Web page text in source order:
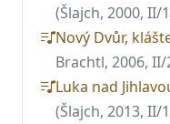
(Šlajch, 2000, II/
Nový Dvůr,
Brachtl, 2006, II/
Luka nad
(Šlajch, 2013, II/